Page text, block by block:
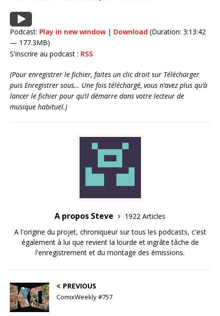
Podcast: Play in new window| Download (Duration: 3:13:42
— 177.3MB)
S'inscrire au podcast : RSS
(Pour enregistrer le fichier, faites un clic droit sur Télécharger
puis Enregistrer sous… Une fois téléchargé, vous n’avez plus qu’à
lancer le fichier pour qu’il démarre dans votre lecteur de
musique habituel.)
A propos Steve
1922 Articles
A l'origine du projet, chroniqueur sur tous les podcasts, c'est
également à lui que revient la lourde et ingrâte tâche de
l'enregistrement et du montage des émissions.
PREVIOUS
ComixWeekly #757